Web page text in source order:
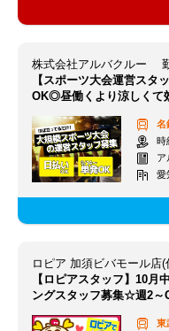
株式会社アルバクルー
【スポーツ大会運営スタ
OK◎昼働くより涼しくて
名
時
ア
愛
【ロピアスタッフ】10月
ングスタッフ募集☆週2～
東